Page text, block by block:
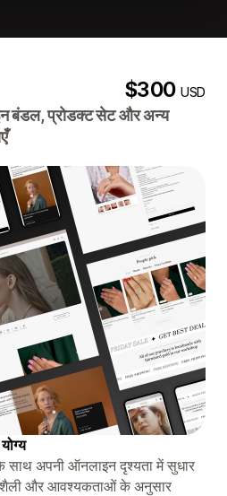
$300USD
बंडल, प्रोडक्ट सेट और अन्य
अपनी ऑनलाइन दृश्यता में सुधार
शैली और आवश्यकताओं के अनुसार